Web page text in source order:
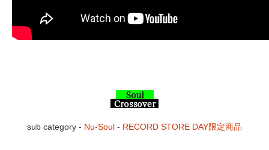
sub category - Nu-Soul - RECORD STORE DAY限定商品